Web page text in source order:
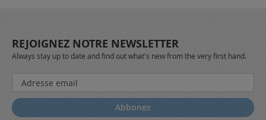
REJOIGNEZ NOTRE NEWSLETTER
Always stay up to date and find out what's new from the very first hand.
Inscription
à
notre
lettre
Abbonez